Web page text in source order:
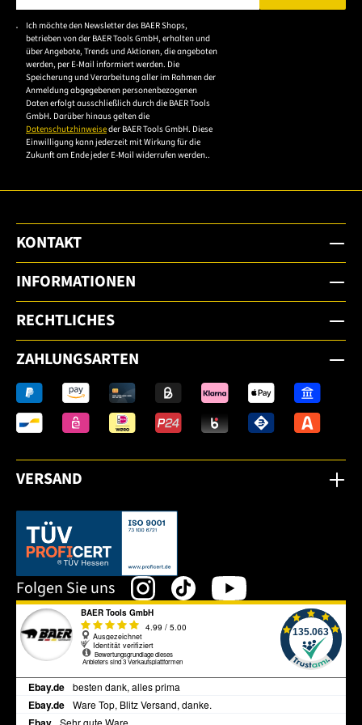
Ein Linksgewinde wird gegen den Uhrzeigersinn
zugedreht. Auch der Links-Gewindeschneider
Gewindebohrerwird gegen den Uhrzeigersinn betätigt.
Bitte geben Sie eine gültige E-Mail-Adresse ein.
Ich möchte den Newsletter des BAER Shops,
betrieben von der BAER Tools GmbH, erhalten und
über Angebote, Trends und Aktionen, die angeboten
werden, per E-Mail informiert werden. Die
Speicherung und Verarbeitung aller im Rahmen der
Anmeldung abgegebenen personenbezogenen
Daten erfolgt ausschließlich durch die BAER Tools
GmbH. Darüber hinaus gelten die
Datenschutzhinweiseder BAER Tools GmbH. Diese
Einwilligung kann jederzeit mit Wirkung für die
Zukunft am Ende jeder E-Mail widerrufen werden..
KONTAKT
INFORMATIONEN
RECHTLICHES
ZAHLUNGSARTEN
VERSAND
Dieser Link öffnet sich in einem neuen Tab.
Folgen Sie uns